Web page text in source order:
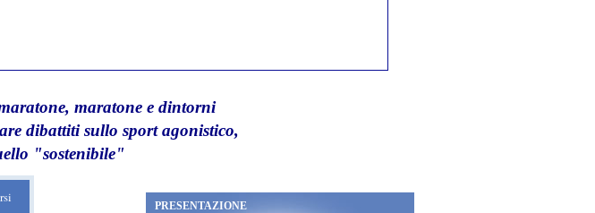
maratone e dintorni
dibattiti sullo sport agonistico,
"sostenibile"
PRESENTAZIONE